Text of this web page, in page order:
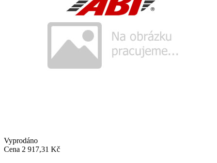
Vyprodáno
Cena 2 917,31 Kč